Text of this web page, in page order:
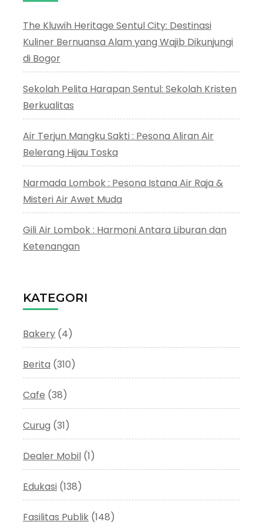
The Kluwih Heritage Sentul City: Destinasi
Kuliner Bernuansa Alam yang Wajib Dikunjungi
di Bogor
Sekolah Pelita Harapan Sentul: Sekolah Kristen
Berkualitas
Air Terjun Mangku Sakti : Pesona Aliran Air
Belerang Hijau Toska
Narmada Lombok : Pesona Istana Air Raja &
Misteri Air Awet Muda
Gili Air Lombok : Harmoni Antara Liburan dan
Ketenangan
KATEGORI
Bakery (4)
Berita (310)
Cafe (38)
Curug (31)
Dealer Mobil (1)
Edukasi (138)
Fasilitas Publik (148)